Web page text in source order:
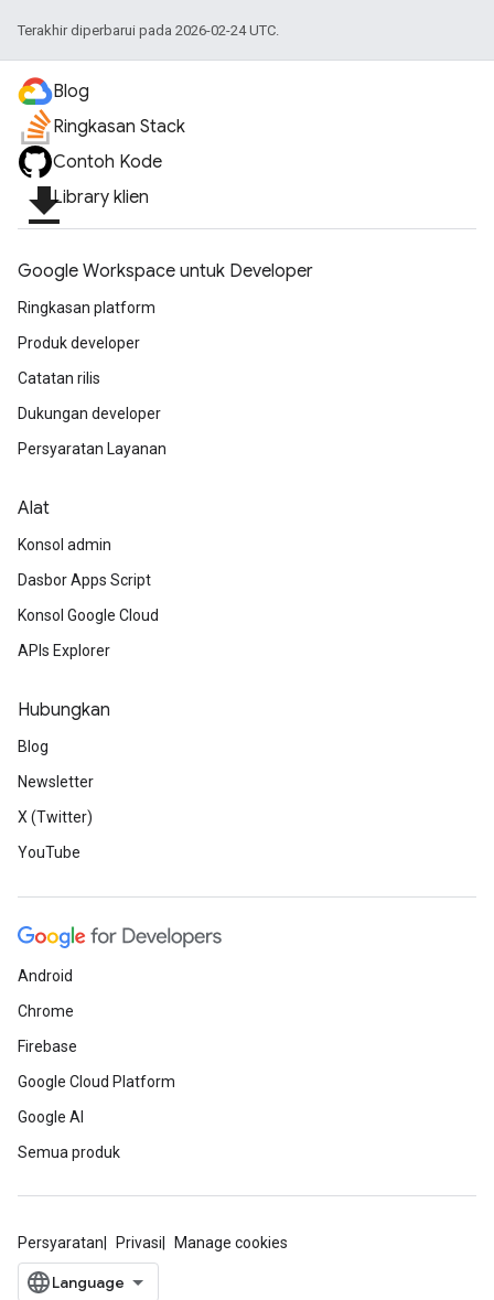
Terakhir diperbarui pada 2026-02-24 UTC.
Blog
Ringkasan Stack
Contoh Kode
file_downloadLibrary klien
Google Workspace untuk Developer
Ringkasan platform
Produk developer
Catatan rilis
Dukungan developer
Persyaratan Layanan
Alat
Konsol admin
Dasbor Apps Script
Konsol Google Cloud
APIs Explorer
Hubungkan
Blog
Newsletter
X (Twitter)
YouTube
Android
Chrome
Firebase
Google Cloud Platform
Google AI
Semua produk
Persyaratan Privasi Manage cookies